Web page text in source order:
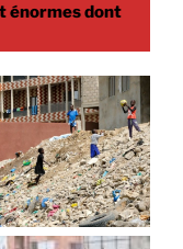
énormes dont